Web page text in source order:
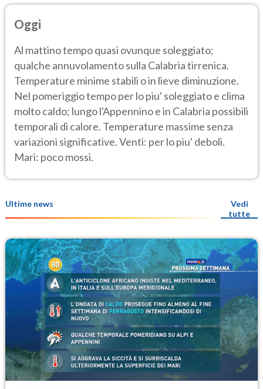
Oggi
Al mattino tempo quasi ovunque soleggiato;
qualche annuvolamento sulla Calabria tirrenica.
Temperature minime stabili o in lieve diminuzione.
Nel pomeriggio tempo per lo piu' soleggiato e clima
molto caldo; lungo l'Appennino e in Calabria possibili
temporali di calore. Temperature massime senza
variazioni significative. Venti: per lo piu' deboli.
Mari: poco mossi.
Ultime news
Vedi
tutte